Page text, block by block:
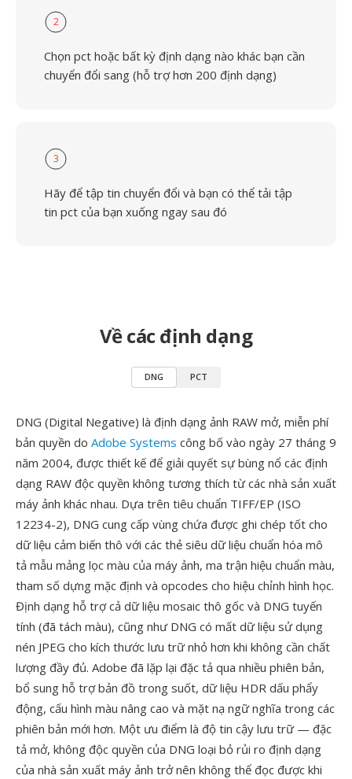
2
Chọn pct hoặc bất kỳ định dạng nào khác bạn cần
chuyển đổi sang (hỗ trợ hơn 200 định dạng)
3
Hãy để tập tin chuyển đổi và bạn có thể tải tập
tin pct của bạn xuống ngay sau đó
Về các định dạng
DNG PCT
DNG (Digital Negative) là định dạng ảnh RAW mở, miễn phí
bản quyền do Adobe Systems công bố vào ngày 27 tháng 9
năm 2004, được thiết kế để giải quyết sự bùng nổ các định
dạng RAW độc quyền không tương thích từ các nhà sản xuất
máy ảnh khác nhau. Dựa trên tiêu chuẩn TIFF/EP (ISO
12234-2), DNG cung cấp vùng chứa được ghi chép tốt cho
dữ liệu cảm biến thô với các thẻ siêu dữ liệu chuẩn hóa mô
tả mẫu mảng lọc màu của máy ảnh, ma trận hiệu chuẩn màu,
tham số dựng mặc định và opcodes cho hiệu chỉnh hình học.
Định dạng hỗ trợ cả dữ liệu mosaic thô gốc và DNG tuyến
tính (đã tách màu), cũng như DNG có mất dữ liệu sử dụng
nén JPEG cho kích thước lưu trữ nhỏ hơn khi không cần chất
lượng đầy đủ. Adobe đã lặp lại đặc tả qua nhiều phiên bản,
bổ sung hỗ trợ bản đồ trong suốt, dữ liệu HDR dấu phẩy
động, cấu hình màu nâng cao và mặt nạ ngữ nghĩa trong các
phiên bản mới hơn. Một ưu điểm là độ tin cậy lưu trữ — đặc
tả mở, không độc quyền của DNG loại bỏ rủi ro định dạng
của nhà sản xuất máy ảnh trở nên không thể đọc được khi